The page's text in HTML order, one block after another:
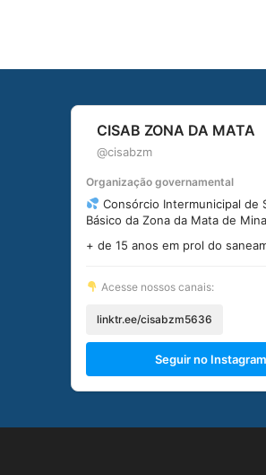
CISAB ZONA DA MATA
@cisabzm
Organização governamental
Consórcio Intermunicipal de
Básico da Zona da Mata de
+ de 15 anos em prol do
Acesse nossos canais:
linktr.ee/cisabzm5636
Seguir no Instagram